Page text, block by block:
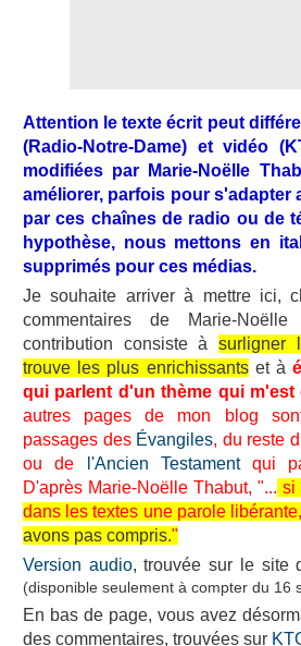
Attention le texte écrit peut
(Radio-Notre-Dame) et vidéo
modifiées par Marie-Noëlle
améliorer, parfois pour s'adapter
par ces chaînes de radio ou de
hypothèse, nous mettons en
supprimés pour ces médias.
Je souhaite arriver à mettre ici,
commentaires de Marie-
contribution consiste àsurligner
trouve les plus enrichissantset à
qui parlent d'un thème qui m'est
autres pages de mon blog
passages des Évangiles, du reste
ou de
l'Ancien Testamentqui
D'après Marie-Noëlle Thabut, "... si
dans les textes une parole libérante
avons pas compris."
Version audio, trouvée sur le site
(disponible seulement à compter du 16
En bas de page, vous avez
des commentaires, trouvées sur